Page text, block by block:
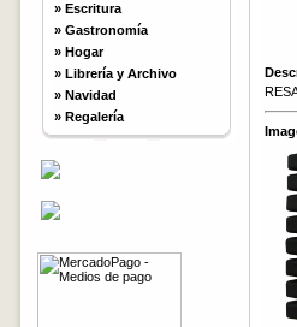
» Escritura
» Gastronomía
» Hogar
» Librería y Archivo
» Navidad
» Regalería